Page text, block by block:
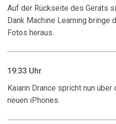
Auf der Rückseite des Geräts
Dank Machine Learning bringe
Fotos heraus.
19:33 Uhr
Kaiann Drance spricht nun
neuen iPhones.